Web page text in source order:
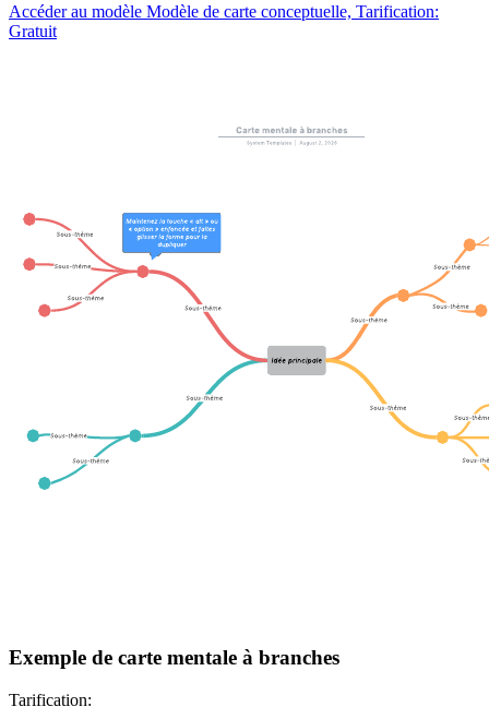
Accéder au modèle Modèle de carte conceptuelle, Tarification:
Gratuit
Exemple de carte mentale à branches
Tarification: